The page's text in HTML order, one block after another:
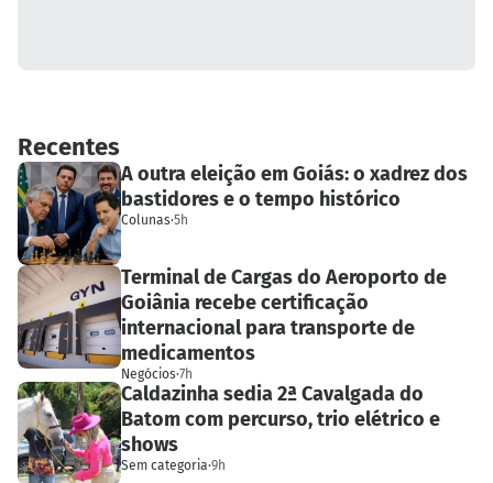
Recentes
A outra eleição em Goiás: o xadrez dos
bastidores e o tempo histórico
Colunas·5h
Terminal de Cargas do Aeroporto de
Goiânia recebe certificação
internacional para transporte de
medicamentos
Negócios·7h
Caldazinha sedia 2ª Cavalgada do
Batom com percurso, trio elétrico e
shows
Sem categoria·9h